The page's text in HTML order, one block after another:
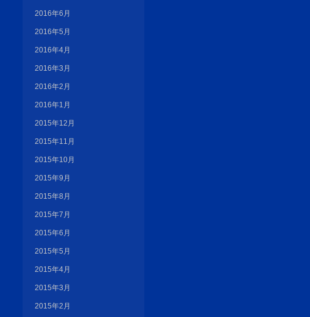
2016年6月
2016年5月
2016年4月
2016年3月
2016年2月
2016年1月
2015年12月
2015年11月
2015年10月
2015年9月
2015年8月
2015年7月
2015年6月
2015年5月
2015年4月
2015年3月
2015年2月